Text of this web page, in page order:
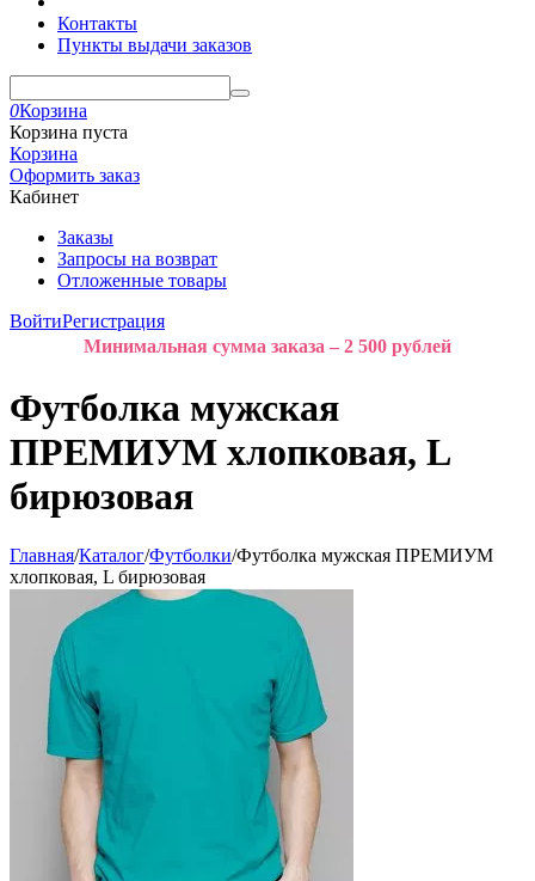
Контакты
Пункты выдачи заказов
0Корзина
Корзина пуста
Корзина
Оформить заказ
Кабинет
Заказы
Запросы на возврат
Отложенные товары
ВойтиРегистрация
Минимальная сумма заказа – 2 500 рублей
Футболка мужская
ПРЕМИУМ хлопковая, L
бирюзовая
Главная/Каталог/Футболки/Футболка мужская ПРЕМИУМ
хлопковая, L бирюзовая